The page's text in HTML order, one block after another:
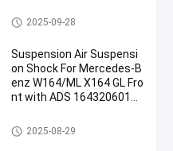
Luft-Suspendierungs-Kompres
sor
2025-09-28
Suspension Air Suspensi
on Shock For Mercedes-B
enz W164/ML X164 GL Fro
nt with ADS 1643206013
Luft-Suspendierungs-Schock
2025-08-29